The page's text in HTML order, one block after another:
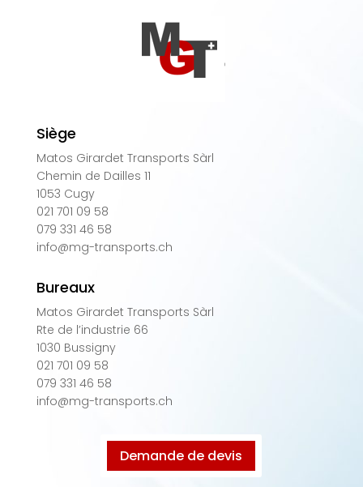
Siège
Matos Girardet Transports Sàrl
Chemin de Dailles 11
1053 Cugy
021 701 09 58
079 331 46 58
info@mg-transports.ch
Bureaux
Matos Girardet Transports Sàrl
Rte de l’industrie 66
1030 Bussigny
021 701 09 58
079 331 46 58
info@mg-transports.ch
Demande de devis